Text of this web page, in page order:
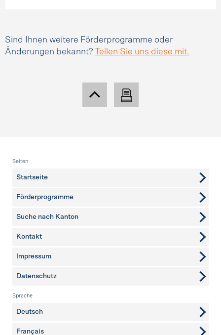
Sind Ihnen weitere Förderprogramme oder
Änderungen bekannt?
Teilen Sie uns diese mit.
Fusszeile
Seiten
Startseite
Förderprogramme
Suche nach Kanton
weitere Seiten
Kontakt
Impressum
Datenschutz
Sprache
Deutsch
Français